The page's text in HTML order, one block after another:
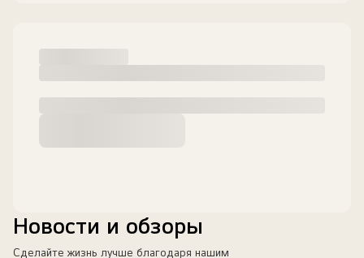
Новости и обзоры
Сделайте жизнь лучше благодаря нашим